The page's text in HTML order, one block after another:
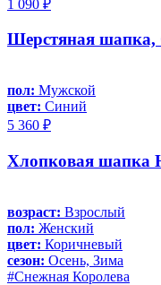
1 090 ₽
Шерстяная шапка,
пол: Мужской
цвет: Синий
5 360 ₽
Хлопковая шапка
возраст: Взрослый
пол: Женский
цвет: Коричневый
сезон: Осень, Зима
#Снежная Королева